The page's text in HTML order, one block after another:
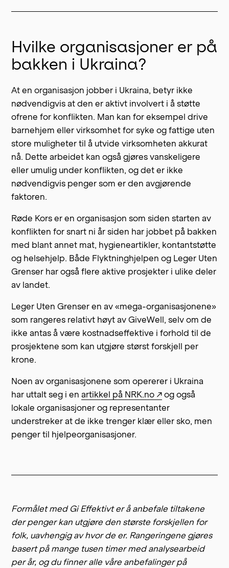
Hvilke organisasjoner er på
bakken i Ukraina?
At en organisasjon jobber i Ukraina, betyr ikke
nødvendigvis at den er aktivt involvert i å støtte
ofrene for konflikten. Man kan for eksempel drive
barnehjem eller virksomhet for syke og fattige uten
store muligheter til å utvide virksomheten akkurat
nå. Dette arbeidet kan også gjøres vanskeligere
eller umulig under konflikten, og det er ikke
nødvendigvis penger som er den avgjørende
faktoren.
Røde Kors er en organisasjon som siden starten av
konflikten for snart ni år siden har jobbet på bakken
med blant annet mat, hygieneartikler, kontantstøtte
og helsehjelp. Både Flyktninghjelpen og Leger Uten
Grenser har også flere aktive prosjekter i ulike deler
av landet.
Leger Uten Grenser en av «mega-organisasjonene»
som rangeres relativt høyt av GiveWell, selv om de
ikke antas å være kostnadseffektive i forhold til de
prosjektene som kan utgjøre størst forskjell per
krone.
Noen av organisasjonene som opererer i Ukraina
har uttalt seg i enartikkel på NRK.no ↗ og også
lokale organisasjoner og representanter
understreker at de ikke trenger klær eller sko, men
penger til hjelpeorganisasjoner.
Formålet med Gi Effektivt er å anbefale tiltakene
der penger kan utgjøre den største forskjellen for
folk, uavhengig av hvor de er. Rangeringene gjøres
basert på mange tusen timer med analysearbeid
per år, og du finner alle våre anbefalinger på